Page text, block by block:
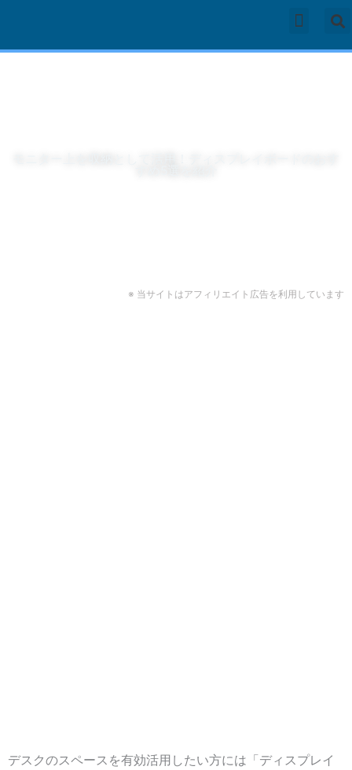
を
※ 当サイトはアフィリエイト広告を利用しています
デスクのスペースを有効活用したい方には「ディスプレイ